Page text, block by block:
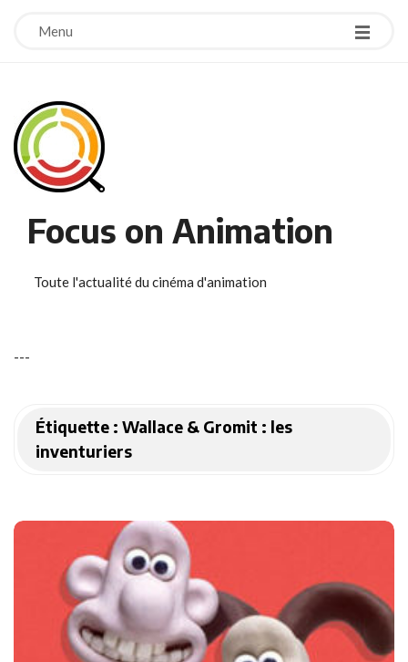
Menu
Focus on Animation
Toute l'actualité du cinéma d'animation
---
Étiquette : Wallace & Gromit : les
inventuriers